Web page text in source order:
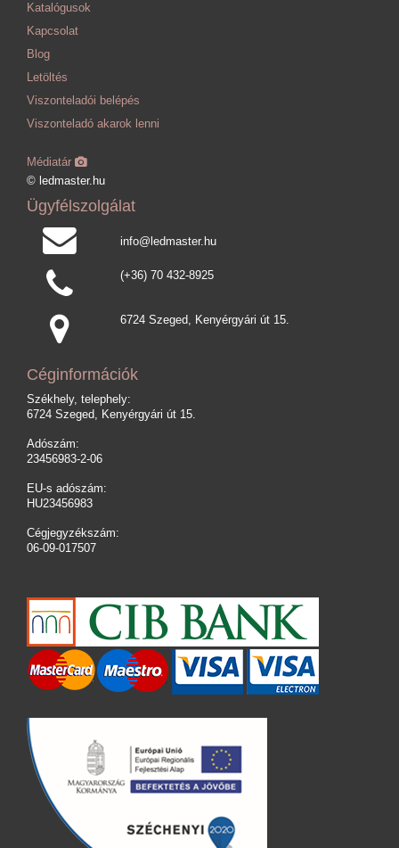
Katalógusok
Kapcsolat
Blog
Letöltés
Viszonteladói belépés
Viszonteladó akarok lenni
Médiatár
© ledmaster.hu
Ügyfélszolgálat
info@ledmaster.hu
(+36) 70 432-8925
6724 Szeged, Kenyérgyári út 15.
Céginformációk
Székhely, telephely:
6724 Szeged, Kenyérgyári út 15.
Adószám:
23456983-2-06
EU-s adószám:
HU23456983
Cégjegyzékszám:
06-09-017507